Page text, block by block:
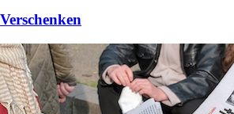
Verschenken